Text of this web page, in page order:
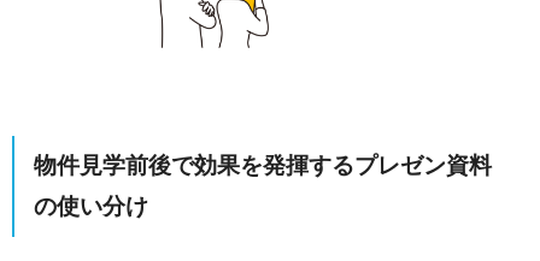
物件見学前後で効果を発揮するプレゼン資料
の使い分け